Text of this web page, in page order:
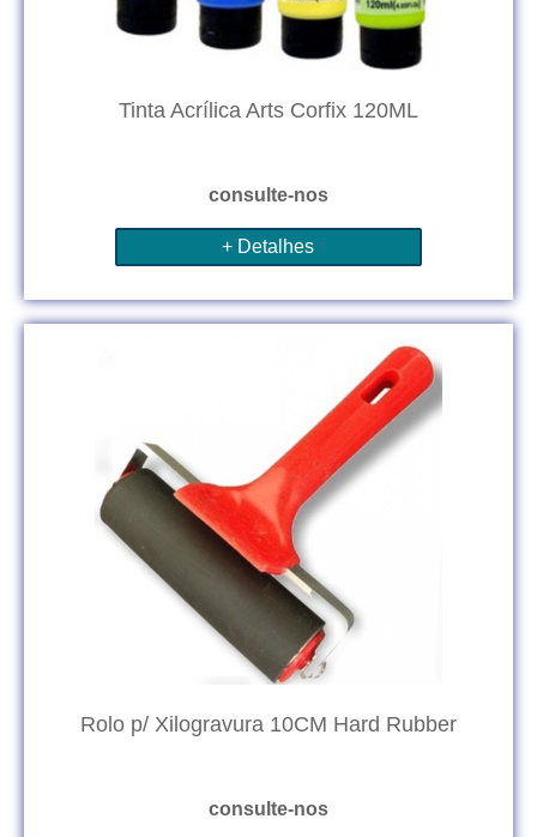
Tinta Acrílica Arts Corfix 120ML
consulte-nos
+ Detalhes
Rolo p/ Xilogravura 10CM Hard Rubber
consulte-nos